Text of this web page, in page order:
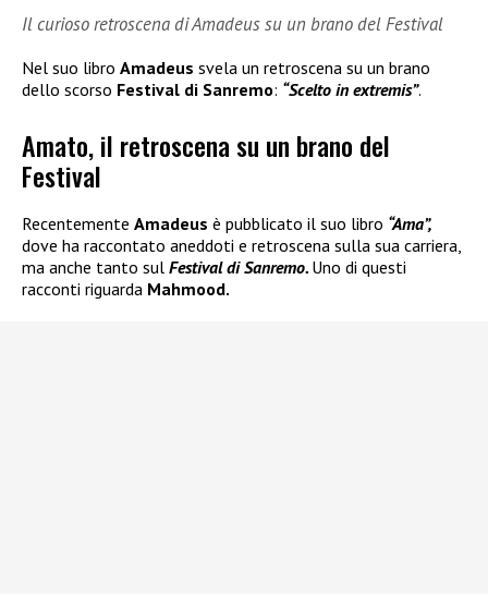
Il curioso retroscena di Amadeus su un brano del Festival
Nel suo libro Amadeus svela un retroscena su un brano
dello scorso Festival di Sanremo: “Scelto in extremis”.
Amato, il retroscena su un brano del
Festival
Recentemente Amadeus è pubblicato il suo libro “Ama”,
dove ha raccontato aneddoti e retroscena sulla sua carriera,
ma anche tanto sul Festival di Sanremo. Uno di questi
racconti riguarda Mahmood.